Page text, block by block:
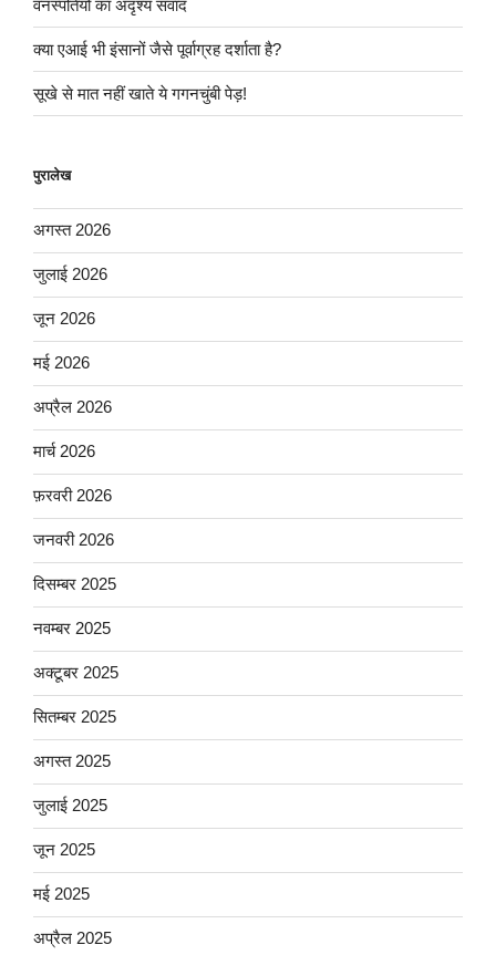
वनस्पतियों का अदृश्य संवाद
क्या एआई भी इंसानों जैसे पूर्वाग्रह दर्शाता है?
सूखे से मात नहीं खाते ये गगनचुंबी पेड़!
पुरालेख
अगस्त 2026
जुलाई 2026
जून 2026
मई 2026
अप्रैल 2026
मार्च 2026
फ़रवरी 2026
जनवरी 2026
दिसम्बर 2025
नवम्बर 2025
अक्टूबर 2025
सितम्बर 2025
अगस्त 2025
जुलाई 2025
जून 2025
मई 2025
अप्रैल 2025